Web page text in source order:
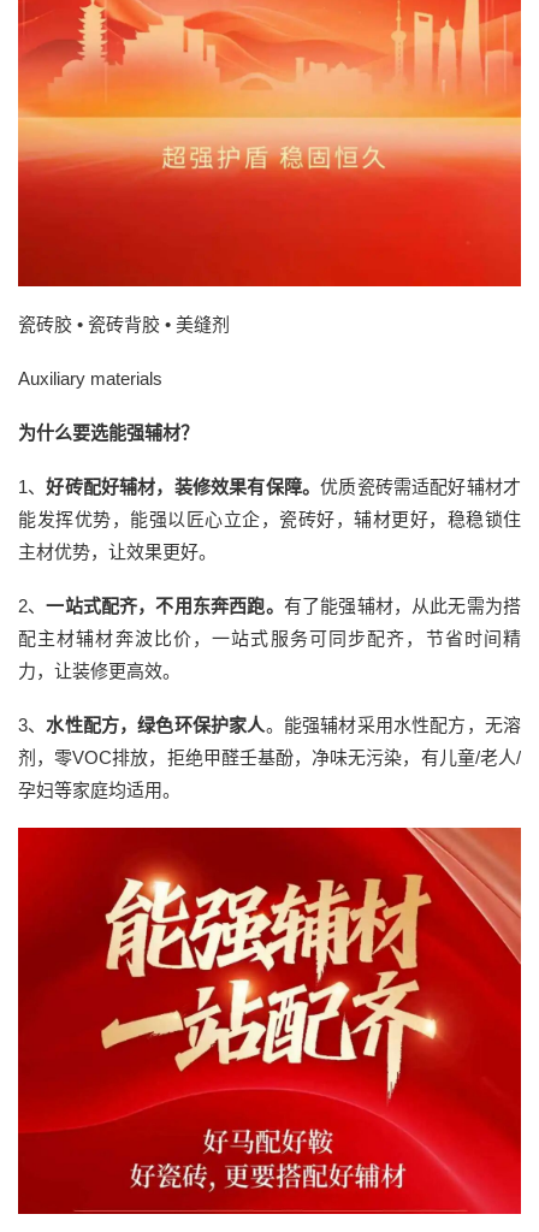
瓷砖胶 • 瓷砖背胶 • 美缝剂
Auxiliary materials
为什么要选能强辅材？
1、好砖配好辅材，装修效果有保障。优质瓷砖需适配好辅材才
能发挥优势，能强以匠心立企，瓷砖好，辅材更好，稳稳锁住
主材优势，让效果更好。
2、一站式配齐，不用东奔西跑。 有了能强辅材，从此无需为搭
配主材辅材奔波比价，一站式服务可同步配齐，节省时间精
力，让装修更高效。
3、 水性配方，绿色环保护家人。能强辅材采用水性配方，无溶
剂，零VOC排放，拒绝甲醛壬基酚，净味无污染，有儿童/老人/
孕妇等家庭均适用。